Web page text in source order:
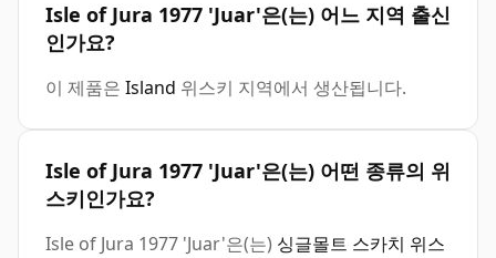
Isle of Jura 1977 'Juar'은(는) 어느 지역 출신
인가요?
이 제품은 Island 위스키 지역에서 생산됩니다.
Isle of Jura 1977 'Juar'은(는) 어떤 종류의 위
스키인가요?
Isle of Jura 1977 'Juar'은(는) 싱글몰트 스카치 위스